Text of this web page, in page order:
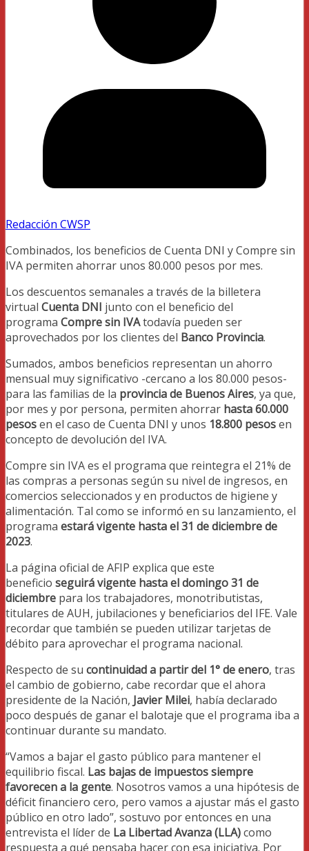
Redacción CWSP
Combinados, los beneficios de Cuenta DNI y Compre sin
IVA permiten ahorrar unos 80.000 pesos por mes.
Los descuentos semanales a través de la billetera
virtual Cuenta DNI junto con el beneficio del
programa Compre sin IVAtodavía pueden ser
aprovechados por los clientes del Banco Provincia.
Sumados, ambos beneficios representan un ahorro
mensual muy significativo -cercano a los 80.000 pesos-
para las familias de la provincia de Buenos Aires, ya que,
por mes y por persona, permiten ahorrar hasta 60.000
pesosen el caso de Cuenta DNI y unos 18.800 pesosen
concepto de devolución del IVA.
Compre sin IVA es el programa que reintegra el 21% de
las compras a personas según su nivel de ingresos, en
comercios seleccionados y en productos de higiene y
alimentación. Tal como se informó en su lanzamiento, el
programa estará vigente hasta el 31 de diciembre de
2023.
La página oficial de AFIP explica que este
beneficio seguirá vigente hasta el domingo 31 de
diciembre para los trabajadores, monotributistas,
titulares de AUH, jubilaciones y beneficiarios del IFE. Vale
recordar que también se pueden utilizar tarjetas de
débito para aprovechar el programa nacional.
Respecto de su continuidad a partir del 1° de enero, tras
el cambio de gobierno, cabe recordar que el ahora
presidente de la Nación, Javier Milei, había declarado
poco después de ganar el balotaje que el programa iba a
continuar durante su mandato.
“Vamos a bajar el gasto público para mantener el
equilibrio fiscal. Las bajas de impuestos siempre
favorecen a la gente. Nosotros vamos a una hipótesis de
déficit financiero cero, pero vamos a ajustar más el gasto
público en otro lado”, sostuvo por entonces en una
entrevista el líder de La Libertad Avanza (LLA)como
respuesta a qué pensaba hacer con esa iniciativa. Por